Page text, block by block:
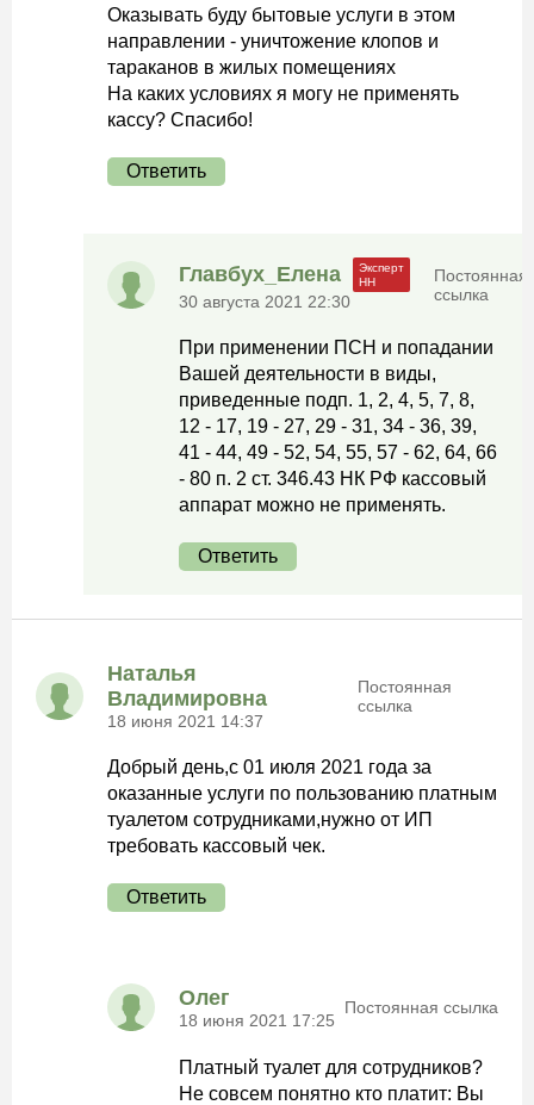
Оказывать буду бытовые услуги в этом
направлении - уничтожение клопов и
тараканов в жилых помещениях
На каких условиях я могу не применять
кассу? Спасибо!
Ответить
Главбух_Елена
30 августа 2021 22:30
Постоянная
ссылка
При применении ПСН и попадании
Вашей деятельности в виды,
приведенные подп. 1, 2, 4, 5, 7, 8,
12 - 17, 19 - 27, 29 - 31, 34 - 36, 39,
41 - 44, 49 - 52, 54, 55, 57 - 62, 64, 66
- 80 п. 2 ст. 346.43 НК РФ кассовый
аппарат можно не применять.
Ответить
Наталья
Владимировна
18 июня 2021 14:37
Постоянная
ссылка
Добрый день,с 01 июля 2021 года за
оказанные услуги по пользованию платным
туалетом сотрудниками,нужно от ИП
требовать кассовый чек.
Ответить
Олег
18 июня 2021 17:25
Постоянная ссылка
Платный туалет для сотрудников?
Не совсем понятно кто платит: Вы